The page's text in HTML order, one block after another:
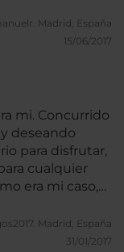
Madrid, España
15/06/2017
mi. Concurrido
deseando
para disfrutar,
cualquier
era mi caso,
Madrid, España
31/01/2017